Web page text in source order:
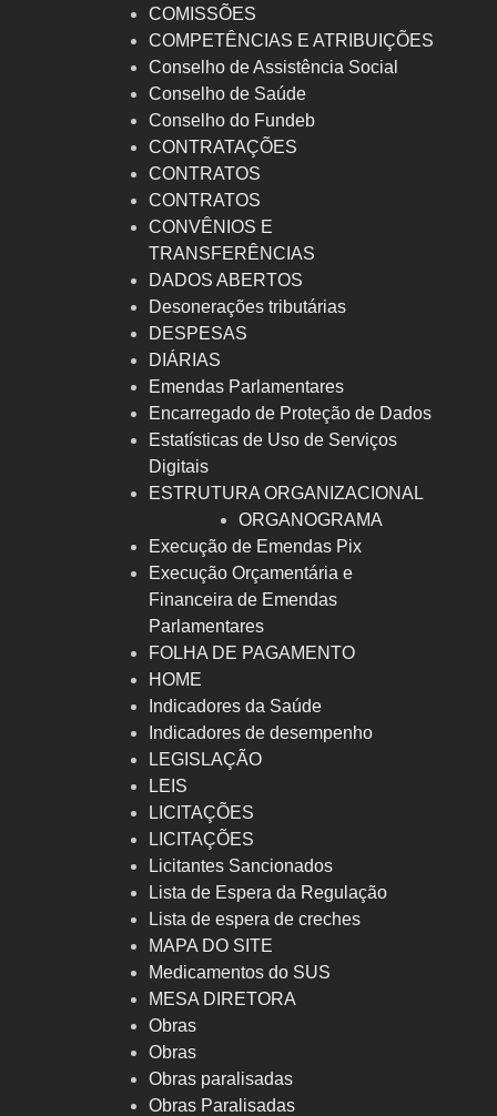
COMISSÕES
COMPETÊNCIAS E ATRIBUIÇÕES
Conselho de Assistência Social
Conselho de Saúde
Conselho do Fundeb
CONTRATAÇÕES
CONTRATOS
CONTRATOS
CONVÊNIOS E
TRANSFERÊNCIAS
DADOS ABERTOS
Desonerações tributárias
DESPESAS
DIÁRIAS
Emendas Parlamentares
Encarregado de Proteção de Dados
Estatísticas de Uso de Serviços
Digitais
ESTRUTURA ORGANIZACIONAL
ORGANOGRAMA
Execução de Emendas Pix
Execução Orçamentária e
Financeira de Emendas
Parlamentares
FOLHA DE PAGAMENTO
HOME
Indicadores da Saúde
Indicadores de desempenho
LEGISLAÇÃO
LEIS
LICITAÇÕES
LICITAÇÕES
Licitantes Sancionados
Lista de Espera da Regulação
Lista de espera de creches
MAPA DO SITE
Medicamentos do SUS
MESA DIRETORA
Obras
Obras
Obras paralisadas
Obras Paralisadas